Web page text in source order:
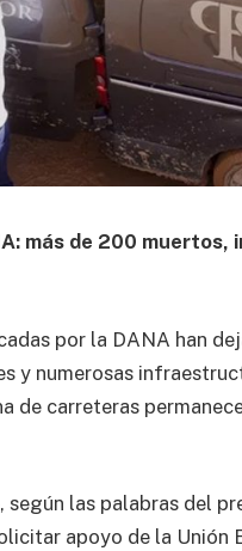
más de 200
por la DANA han
y numerosas
de carreteras
, según las palabras del
apoyo de la Unión